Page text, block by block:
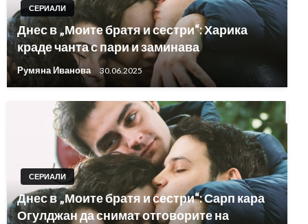
СЕРИАЛИ
Днес в „Моите братя и сестри“: Харика
краде чанта с пари и заминава
Румяна Иванова 30.06.2025
СЕРИАЛИ
Днес в „Моите братя и сестри“: Сарп кара
Огулджан да снимат отговорите на